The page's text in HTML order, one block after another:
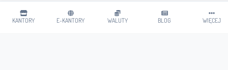
KANTORY E-KANTORY WALUTY BLOG WIĘCEJ